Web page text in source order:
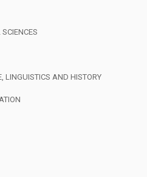
LINGUISTICS AND HISTORY